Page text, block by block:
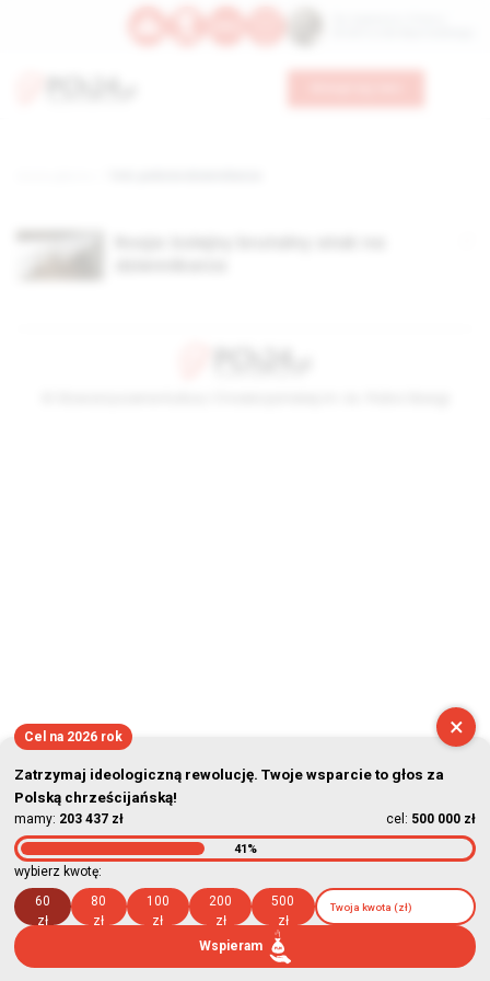
×
Cel na 2026 rok
Zatrzymaj ideologiczną rewolucję. Twoje wsparcie to głos za
Polską chrześcijańską!
mamy: 203 437 zł cel: 500 000 zł
41%
wybierz kwotę:
60
zł
80
zł
100
zł
200
zł
500
zł
Wspieram